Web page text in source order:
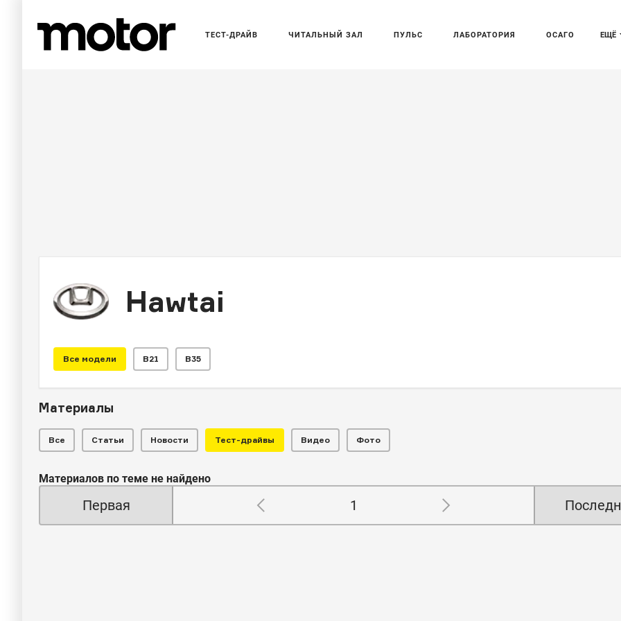
ЕЩЁ
ТЕСТ-ДРАЙВ ЧИТАЛЬНЫЙ ЗАЛ ПУЛЬС ЛАБОРАТОРИЯ ОСАГО
Hawtai
Все модели B21 B35
Материалы
Все Статьи Новости Тест-драйвы Видео Фото
Материалов по теме не найдено
Первая 1